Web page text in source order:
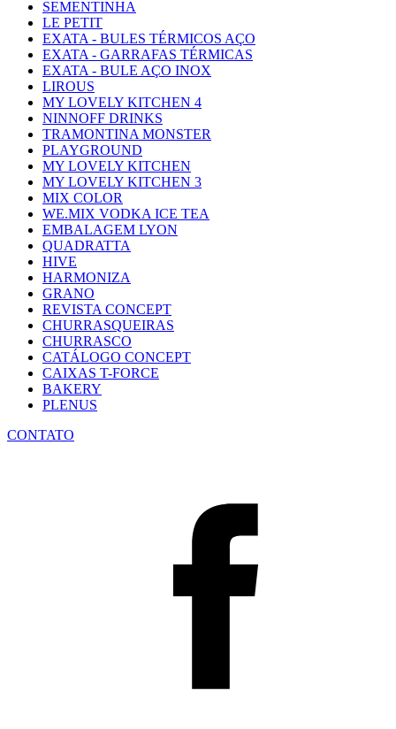
SEMENTINHA
LE PETIT
EXATA - BULES TÉRMICOS AÇO
EXATA - GARRAFAS TÉRMICAS
EXATA - BULE AÇO INOX
LIROUS
MY LOVELY KITCHEN 4
NINNOFF DRINKS
TRAMONTINA MONSTER
PLAYGROUND
MY LOVELY KITCHEN
MY LOVELY KITCHEN 3
MIX COLOR
WE.MIX VODKA ICE TEA
EMBALAGEM LYON
QUADRATTA
HIVE
HARMONIZA
GRANO
REVISTA CONCEPT
CHURRASQUEIRAS
CHURRASCO
CATÁLOGO CONCEPT
CAIXAS T-FORCE
BAKERY
PLENUS
CONTATO